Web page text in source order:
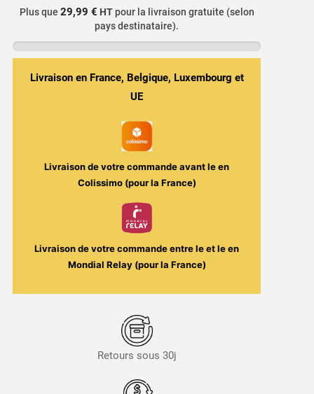
Gâteau
Noix,
Vanille
Solana
Plus que 29,99 € HTpour la livraison gratuite (selon
pays destinataire).
Livraison en France, Belgique, Luxembourg et
UE
Livraison de votre commande avant leen
Colissimo (pour la France)
Livraison de votre commande entre leet leen
Mondial Relay (pour la France)
Retours sous 30j